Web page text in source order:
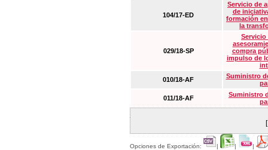
104/17-ED
Servicio de
de
formación
la
029/18-SP
Servicio
compra
impulso de
010/18-AF
Suministro
011/18-AF
Suministro
Opciones de Exportación: | | |